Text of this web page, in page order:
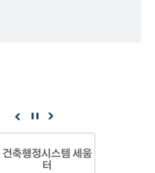
건축행정시스템 세움
터